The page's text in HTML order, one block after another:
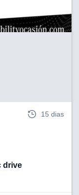
15 dias
drive